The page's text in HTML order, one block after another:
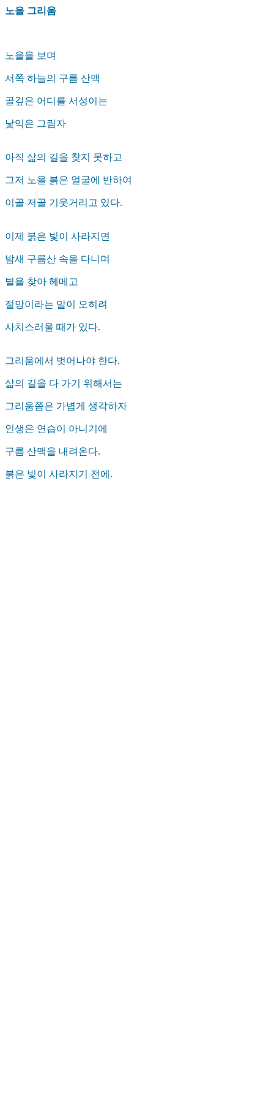
노을 그리움
노을을 보며
서쪽 하늘의 구름 산맥
골깊은 어디를 서성이는
낯익은 그림자
아직 삶의 길을 찾지 못하고
그저 노을 붉은 얼굴에 반하여
이골 저골 기웃거리고 있다.
이제 붉은 빛이 사라지면
밤새 구름산 속을 다니며
별을 찾아 헤메고
절망이라는 말이 오히려
사치스러울 때가 있다.
그리움에서 벗어나야 한다.
삶의 길을 다 가기 위해서는
그리움쯤은 가볍게 생각하자
인생은 연습이 아니기에
구름 산맥을 내려온다.
붉은 빛이 사라지기 전에.